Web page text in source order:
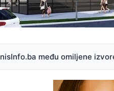
među omiljene